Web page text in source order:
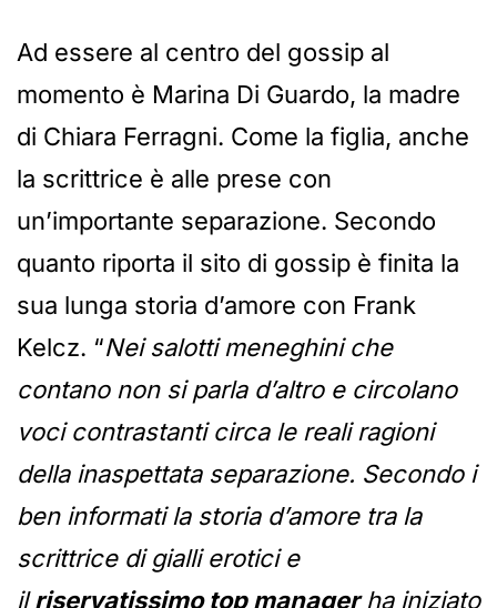
Ad essere al centro del gossip al
momento è Marina Di Guardo, la madre
di Chiara Ferragni. Come la figlia, anche
la scrittrice è alle prese con
un’importante separazione. Secondo
quanto riporta il sito di gossip è finita la
sua lunga storia d’amore con Frank
Kelcz. “Nei salotti meneghini che
contano non si parla d’altro e circolano
voci contrastanti circa le reali ragioni
della inaspettata separazione. Secondo i
ben informati la storia d’amore tra la
scrittrice di gialli erotici e
ilriservatissimo top managerha iniziato